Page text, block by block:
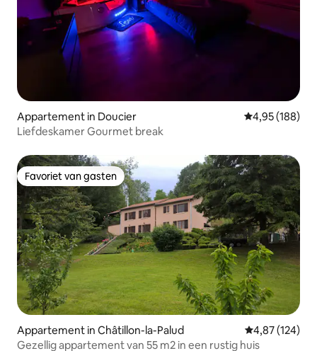
Appartement in Doucier Gemiddelde
4,95 (188)
Liefdeskamer Gourmet break
Favoriet van gasten
Favoriet van gasten
Appartement in Châtillon-la-Palud Gemiddelde
4,87 (124)
Gezellig appartement van 55 m2 in een rustig huis